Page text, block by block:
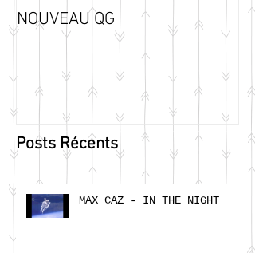
Posts Récents
NOUVEAU QG
MAX CAZ - IN THE NIGHT